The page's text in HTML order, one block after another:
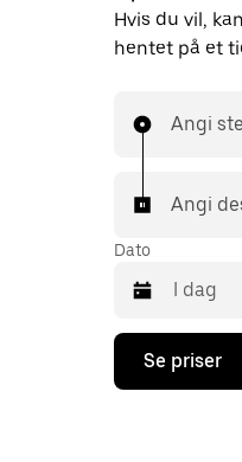
Hvis du vil,
hentet på et
Angi
Angi
Dato
Trykk
piltast
Se priser